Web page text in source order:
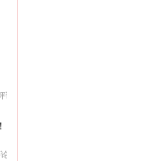
论